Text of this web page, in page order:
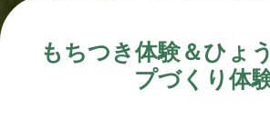
もちつき体験＆ひょ
プづくり体